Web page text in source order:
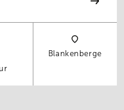
Blankenberge